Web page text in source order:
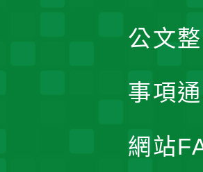
公文
事項
網站